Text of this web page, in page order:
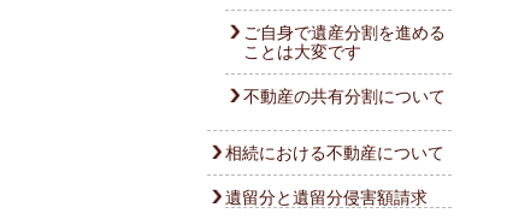
ご自身で遺産分割を進める
ことは大変です
不動産の共有分割について
相続における不動産について
遺留分と遺留分侵害額請求